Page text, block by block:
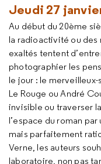
Jeudi 27
Au début du 20ème
la radioactivité ou des
exaltés tentent
photographier les
le jour : le
Le Rouge ou André
invisible ou traverser
l’espace du roman
mais parfaitement
Verne, les auteurs
laboratoire, non pas